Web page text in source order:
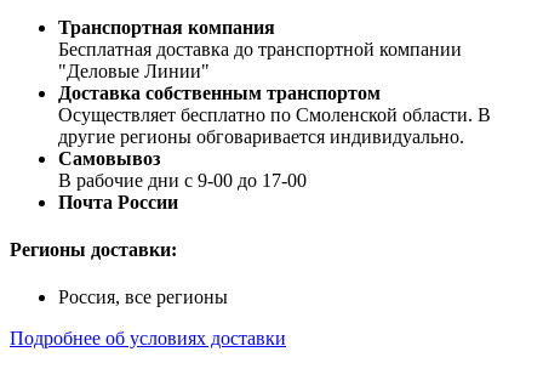
Транспортная компания
Бесплатная доставка до транспортной компании
"Деловые Линии"
Доставка собственным транспортом
Осуществляет бесплатно по Смоленской области. В
другие регионы обговаривается индивидуально.
Самовывоз
В рабочие дни с 9-00 до 17-00
Почта России
Регионы доставки:
Россия, все регионы
Подробнее об условиях доставки